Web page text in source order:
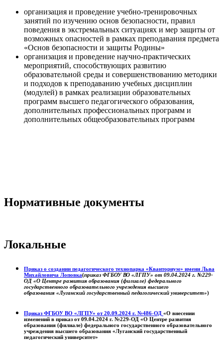
организация и проведение учебно-тренировочных
занятий по изучению основ безопасности, правил
поведения в экстремальных ситуациях и мер защиты от
возможных опасностей в рамках преподавания предмета
«Основ безопасности и защиты Родины»
организация и проведение научно-практических
мероприятий, способствующих развитию
образовательной среды и совершенствованию методики
и подходов к преподаванию учебных дисциплин
(модулей) в рамках реализации образовательных
программ высшего педагогического образования,
дополнительных профессиональных программ и
дополнительных общеобразовательных программ
Нормативные документы
Локальные
Приказ о создании педагогического технопарка «Кванториум» имени Льва
Михайловича Лоповка(приказ ФГБОУ ВО «ЛГПУ» от 09.04.2024 г. №229-
ОД «О Центре развития образования (филиале) федерального
государственного образовательного учреждения высшего
образования «Луганский государственный педагогический университет»)
Приказ ФГБОУ ВО «ЛГПУ» от 20.09.2024 г. №486-ОД «О внесении
изменений в приказ от 09.04.2024 г. №229-ОД «О Центре развития
образования (филиале) федерального государственного образовательного
учреждения высшего образования «Луганский государственный
педагогический университет»